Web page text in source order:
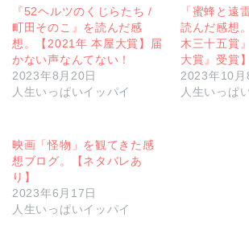
『52ヘルツのくじらたち /
町田そのこ』を読んだ感
想。【2021年 本屋大賞】届
かない声なんてない！
2023年8月20日
人生いっぱいイッパイ
「蜜蜂と遠
読んだ感想
木三十五賞
大賞』受賞】
2023年10月
人生いっぱ
映画「怪物」を観てきた感
想ブログ。【ネタバレあ
り】
2023年6月17日
人生いっぱいイッパイ